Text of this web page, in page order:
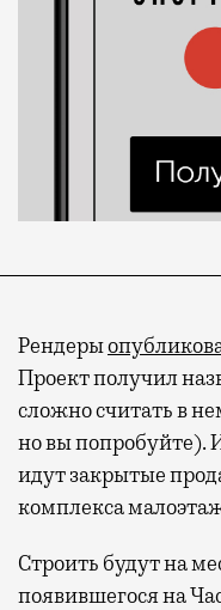
Рендеры
Проект получил
сложно считать в
но вы попробуйте).
идут закрытые
комплекса
Строить будут на
появившегося на